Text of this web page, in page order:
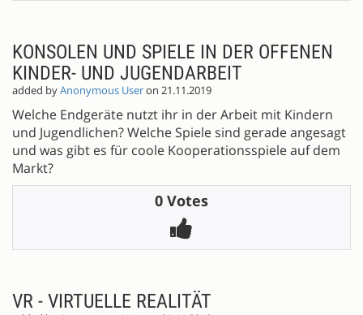
KONSOLEN UND SPIELE IN DER OFFENEN
KINDER- UND JUGENDARBEIT
added byAnonymous Useron 21.11.2019
Welche Endgeräte nutzt ihr in der Arbeit mit Kindern
und Jugendlichen? Welche Spiele sind gerade angesagt
und was gibt es für coole Kooperationsspiele auf dem
Markt?
0 Votes
VR - VIRTUELLE REALITÄT